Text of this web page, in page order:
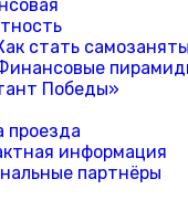
стать
Победы»
проезда
информация
партнёры